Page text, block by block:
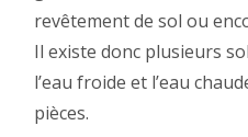
revêtement de sol ou
Il existe donc plusieurs
l’eau froide et l’eau
pièces.